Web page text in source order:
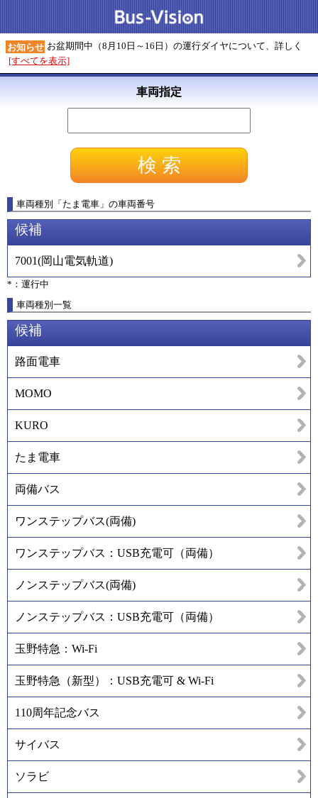
お知らせ お盆期間中（8月10日～16日）の運行ダイヤについて、詳しく
[すべてを表示]
車両指定
車両種別 「たま電車 」 の車両番号
候補
7001(岡山電気軌道)
*：運行中
車両種別一覧
候補
路面電車
MOMO
KURO
たま電車
両備バス
ワンステップバス(両備)
ワンステップバス：USB充電可（両備）
ノンステップバス(両備)
ノンステップバス：USB充電可（両備）
玉野特急：Wi-Fi
玉野特急（新型）：USB充電可 & Wi-Fi
110周年記念バス
サイバス
ソラビ